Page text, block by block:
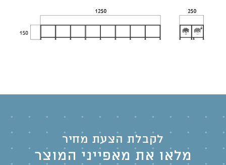
לקבלת הצעת מחיר
מלאו את מאפייני המוצר